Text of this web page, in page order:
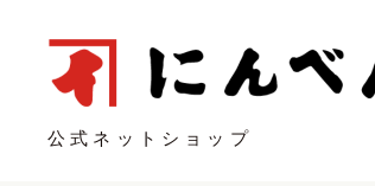
公式ネットショップ